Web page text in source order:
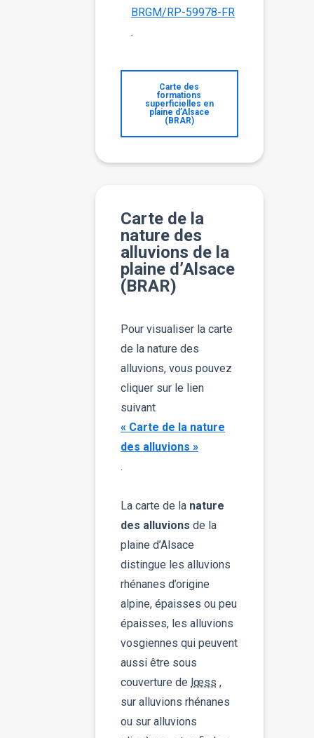
BRGM/RP-59978-FR
.
Carte des
formations
superficielles en
plaine d’Alsace
(BRAR)
Carte de la
nature des
alluvions de la
plaine d’Alsace
(BRAR)
Pour visualiser la carte
de la nature des
alluvions, vous pouvez
cliquer sur le lien
suivant
« Carte de la nature
des alluvions »
.
La carte de la nature
des alluvions de la
plaine d’Alsace
distingue les alluvions
rhénanes d’origine
alpine, épaisses ou peu
épaisses, les alluvions
vosgiennes qui peuvent
aussi être sous
couverture de lœss ,
sur alluvions rhénanes
ou sur alluvions